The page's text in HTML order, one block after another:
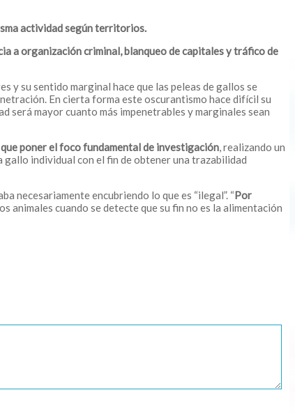
actividad según territorios.
a organización criminal, blanqueo de capitales y tráfico de
y su sentido marginal hace que las peleas de gallos se
En cierta forma este oscurantismo hace difícil su
será mayor cuanto más impenetrables y marginales sean
poner el focofundamental de investigación, realizando un
individual con el fin de obtener una trazabilidad
necesariamente encubriendo lo que es “ilegal”. “Por
animales cuando se detecte que su fin no es la alimentación